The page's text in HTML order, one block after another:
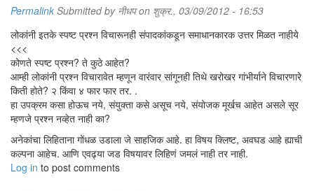
Permalink Submitted by नीधपon शुक्र., 03/09/2012 - 16:53
लोकांनी इतके स्पष्ट प्रश्न विचारूनही संपादकांकडून समाधानकारक उत्तर मिळत नाहीये
<<<
कोणते स्पष्ट प्रश्न? ते कुठे आहेत?
आम्ही लोकांनी प्रश्न विचारावेत म्हणून वारंवार सांगूनही तिथे खरोखर गांभीर्याने विचारणारे
किती होते? २ किंवा ४ फार फार तर. .
हा उपक्रम कसा होऊच नये, संयुक्ता कसे असूच नये, संयोजक मूर्खच आहेत असले सूर
म्हणजे प्रश्न नव्हेत नाही का?
अनेकांचा लिहिताना गोंधळ उडाला जे साहजिक आहे. हा विषय क्लिष्ट, अवघड आहे ह्याची
कल्पना आहेच. आणि एवढ्या जड विषयावर लिहिणं जमलं नाही तर नाही.
Log in to post comments